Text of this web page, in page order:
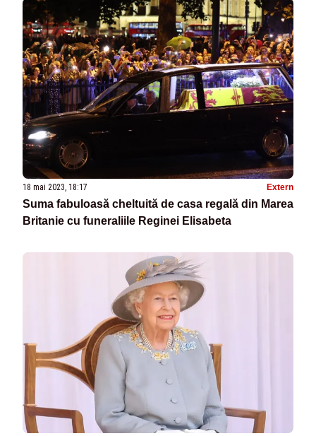
18 mai 2023, 18:17 Extern
Suma fabuloasă cheltuită de casa regală din Marea
Britanie cu funeraliile Reginei Elisabeta